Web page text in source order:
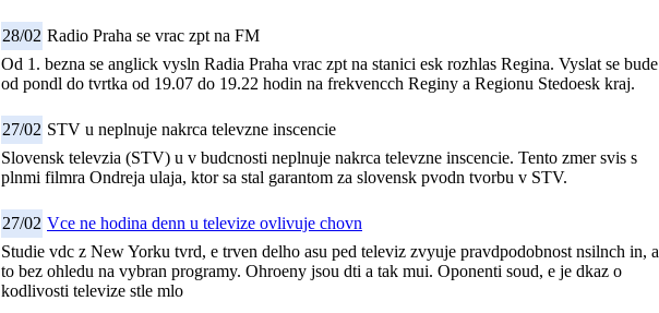
28/02 Radio Praha se vrac zpt na FM
Od 1. bezna se anglick vysln Radia Praha vrac zpt na stanici esk rozhlas Regina. Vyslat se bude
od pondl do tvrtka od 19.07 do 19.22 hodin na frekvencch Reginy a Regionu Stedoesk kraj.
27/02 STV u neplnuje nakrca televzne inscencie
Slovensk televzia (STV) u v budcnosti neplnuje nakrca televzne inscencie. Tento zmer svis s
plnmi filmra Ondreja ulaja, ktor sa stal garantom za slovensk pvodn tvorbu v STV.
27/02 Vce ne hodina denn u televize ovlivuje chovn
Studie vdc z New Yorku tvrd, e trven delho asu ped televiz zvyuje pravdpodobnost nsilnch in, a
to bez ohledu na vybran programy. Ohroeny jsou dti a tak mui. Oponenti soud, e je dkaz o
kodlivosti televize stle mlo